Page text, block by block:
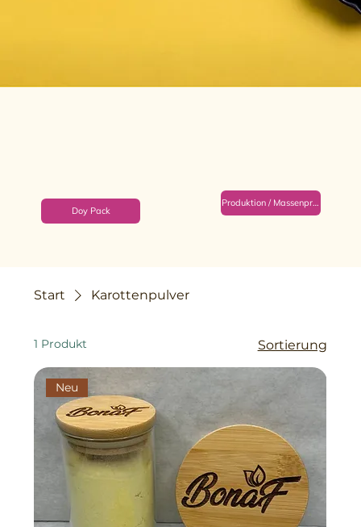
Doy Pack
Start Karottenpulver
1 Produkt Sortierung
Neu